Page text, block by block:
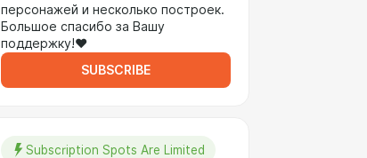
персонажей и несколько построек.
Большое спасибо за Вашу
поддержку!❤️
SUBSCRIBE
Subscription Spots Are Limited